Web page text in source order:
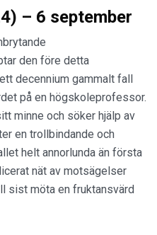
– 6 september
den före detta
decennium gammalt fall
på en högskoleprofessor.
minne och söker hjälp av
en trollbindande och
helt annorlunda än första
nät av motsägelser
sist möta en fruktansvärd